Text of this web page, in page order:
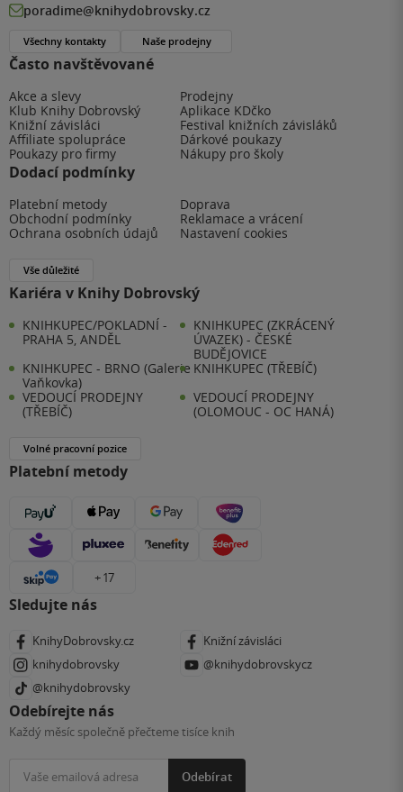
Často navštěvované
Akce a slevy
Prodejny
Klub Knihy Dobrovský
Aplikace KDčko
Knižní závisláci
Festival knižních závisláků
Affiliate spolupráce
Dárkové poukazy
Poukazy pro firmy
Nákupy pro školy
Dodací podmínky
Platební metody
Doprava
Obchodní podmínky
Reklamace a vrácení
Ochrana osobních údajů
Nastavení cookies
Vše důležité
Kariéra v Knihy Dobrovský
KNIHKUPEC/POKLADNÍ -
PRAHA 5, ANDĚL
KNIHKUPEC (ZKRÁCENÝ
ÚVAZEK) - ČESKÉ
BUDĚJOVICE
KNIHKUPEC - BRNO (Galerie
Vaňkovka)
KNIHKUPEC (TŘEBÍČ)
VEDOUCÍ PRODEJNY
(TŘEBÍČ)
VEDOUCÍ PRODEJNY
(OLOMOUC - OC HANÁ)
Volné pracovní pozice
Platební metody
+ 17
Sledujte nás
KnihyDobrovsky.cz
Knižní závisláci
knihydobrovsky
@knihydobrovskycz
@knihydobrovsky
Odebírejte nás
Každý měsíc společně přečteme tisíce knih
Odebírat
poradime@knihydobrovsky.cz
Všechny kontakty Naše prodejny